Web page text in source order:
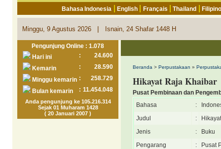
Bahasa Indonesia |English Français |Thailand |
Minggu, 9 Agustus 2026 | Isnain, 24 Shafar 1448 H
Pengunjung Online : 1.078
Hari ini
:
24.600
Kemarin
:
28.590
Minggu kemarin :
258.729
Bulan kemarin
: 11.454.048
Anda pengunjung ke 105.216.314
Sejak 01 Muharam 1428
( 20 Januari 2007 )
Beranda > Perpustakaan »
Hikayat Raja Khaibar
Pusat Pembinaan dan
Bahasa
:
Judul
:
Jenis
:
Buku
Pengarang
:
Pusat